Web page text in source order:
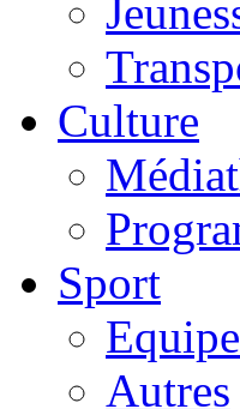
Culture
Sport
Autres